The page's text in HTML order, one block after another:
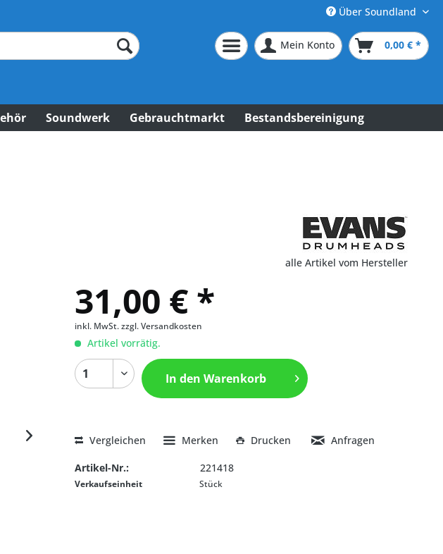
Über Soundland
Mein Konto 0,00 € *
Soundwerk Gebrauchtmarkt Bestandsbereinigung
alle Artikel vom Hersteller
31,00 € *
inkl. MwSt.zzgl. Versandkosten
Artikel vorrätig.
In den Warenkorb
Vergleichen Merken Drucken Anfragen
Artikel-Nr.: 221418
Verkaufseinheit Stück